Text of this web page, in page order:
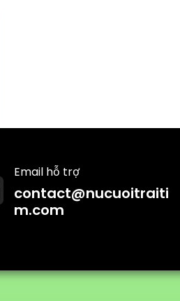
Email hỗ trợ
contact@nucuoitraiti
m.com